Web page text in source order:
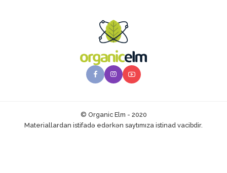
© Organic Elm - 2020
Materiallardan istifadə edərkən saytımıza istinad vacibdir.